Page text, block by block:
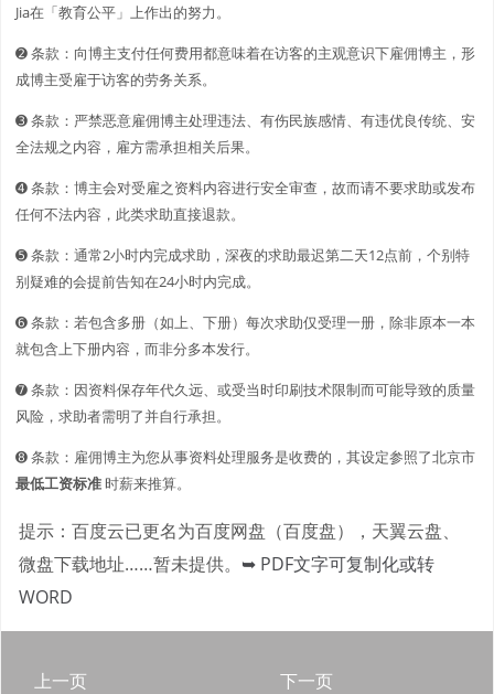
Jia在「教育公平」上作出的努力。
➋️️ 条款：向博主支付任何费用都意味着在访客的主观意识下雇佣博主，形
成博主受雇于访客的劳务关系。
➌ 条款：严禁恶意雇佣博主处理违法、有伤民族感情、有违优良传统、安
全法规之内容，雇方需承担相关后果。
➍ 条款：博主会对受雇之资料内容进行安全审查，故而请不要求助或发布
任何不法内容，此类求助直接退款。
➎ 条款：通常2小时内完成求助，深夜的求助最迟第二天12点前，个别特
别疑难的会提前告知在24小时内完成。
➏ 条款：若包含多册（如上、下册）每次求助仅受理一册，除非原本一本
就包含上下册内容，而非分多本发行。
➐ 条款：因资料保存年代久远、或受当时印刷技术限制而可能导致的质量
风险，求助者需明了并自行承担。
➑ 条款：雇佣博主为您从事资料处理服务是收费的，其设定参照了北京市
最低工资标准时薪来推算。
提示：百度云已更名为百度网盘（百度盘），天翼云盘、
微盘下载地址……暂未提供。 ➥ PDF文字可复制化或转
WORD
上一页
下一页